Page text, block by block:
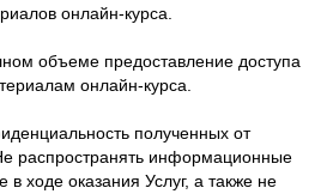
онлайн-курса.
объеме предоставление доступа
онлайн-курса.
полученных от
распространять информационные
ходе оказания Услуг, а также не